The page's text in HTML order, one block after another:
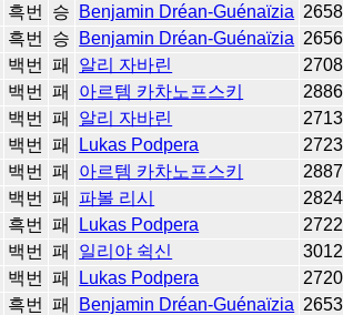
흑번 승 Benjamin Dréan-Guénaïzia 2658
흑번 승 Benjamin Dréan-Guénaïzia 2656
백번 패 알리 자바린
2708
백번 패 아르템 카차노프스키
2886
백번 패 알리 자바린
2713
백번 패 Lukas Podpera
2723
백번 패 아르템 카차노프스키
2887
백번 패 파볼 리시
2824
흑번 패 Lukas Podpera
2722
백번 패 일리야 쉭신
3012
백번 패 Lukas Podpera
2720
흑번 패 Benjamin Dréan-Guénaïzia 2653